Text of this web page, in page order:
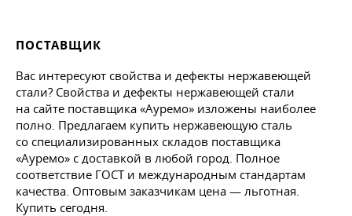
ПОСТАВЩИК
Вас интересуют свойства и дефекты нержавеющей
стали? Свойства и дефекты нержавеющей стали
на сайте поставщика «Ауремо» изложены наиболее
полно. Предлагаем купить нержавеющую сталь
со специализированных складов поставщика
«Ауремо» с доставкой в любой город. Полное
соответствие ГОСТ и международным стандартам
качества. Оптовым заказчикам цена — льготная.
Купить сегодня.